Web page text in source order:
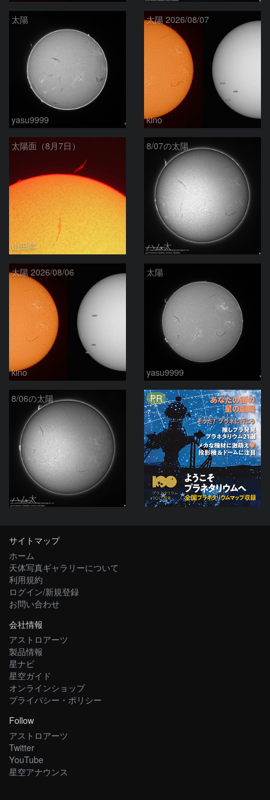
太陽
yasu9999
太陽 2026/08/07
kino
太陽面（8月7日）
山田昇
8/07の太陽
ハム太
太陽 2026/08/06
kino
太陽
yasu9999
8/06の太陽
ハム太
PR
サイトマップ
ホーム
天体写真ギャラリーについて
利用規約
ログイン/新規登録
お問い合わせ
会社情報
アストロアーツ
製品情報
星ナビ
星空ガイド
オンラインショップ
プライバシー・ポリシー
Follow
アストロアーツ
Twitter
YouTube
星空アナウンス